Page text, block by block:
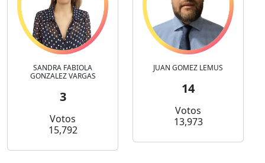
SANDRA FABIOLA
GONZALEZ VARGAS
3
Votos
15,792
JUAN GOMEZ LEMUS
14
Votos
13,973